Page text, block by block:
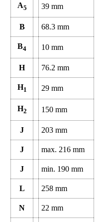
A5 39mm
B 68.3mm
B4 10mm
H 76.2mm
H1 29mm
H2 150mm
J 203mm
J max. 216mm
J min. 190mm
L 258mm
N 22mm